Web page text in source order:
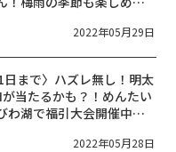
ョップがいっぱいです♪
2022年05月29日
日まで〉ハズレ無し！明太
当たるかも？！めんたい
わ湖で福引大会開催中で
2022年05月28日